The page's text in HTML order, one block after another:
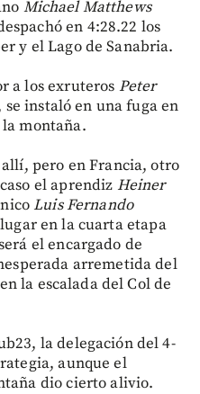
Michael Matthews
en 4:28.22 los
y el Lago de Sanabria.
a los exruteros Peter
se instaló en una fuga en
montaña.
pero en Francia, otro
el aprendiz Heiner
Luis Fernando
en la cuarta etapa
el encargado de
arremetida del
la escalada del Col de
la delegación del 4-
aunque el
dio cierto alivio.